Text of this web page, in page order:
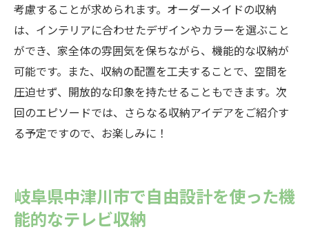
考慮することが求められます。オーダーメイドの収納
は、インテリアに合わせたデザインやカラーを選ぶこと
ができ、家全体の雰囲気を保ちながら、機能的な収納が
可能です。また、収納の配置を工夫することで、空間を
圧迫せず、開放的な印象を持たせることもできます。次
回のエピソードでは、さらなる収納アイデアをご紹介す
る予定ですので、お楽しみに！
岐阜県中津川市で自由設計を使った機
能的なテレビ収納